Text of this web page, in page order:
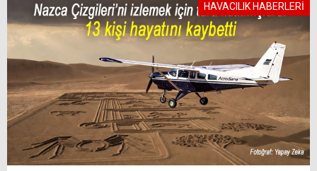
HAVACILIK HABERLERİ